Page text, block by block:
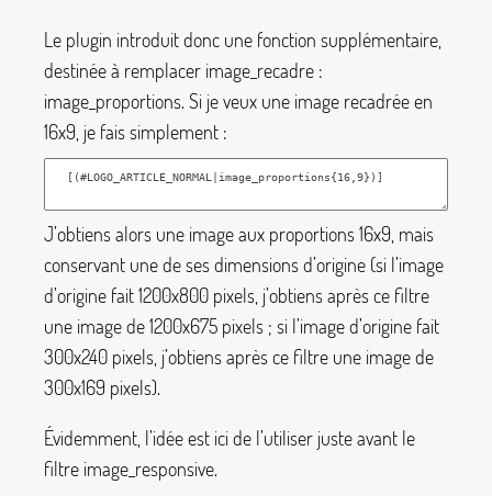
Le plugin introduit donc une fonction supplémentaire,
destinée à remplacer image_recadre :
image_proportions. Si je veux une image recadrée en
16x9, je fais simplement :
J’obtiens alors une image aux proportions 16x9, mais
conservant une de ses dimensions d’origine (si l’image
d’origine fait 1200x800 pixels, j’obtiens après ce filtre
une image de 1200x675 pixels ; si l’image d’origine fait
300x240 pixels, j’obtiens après ce filtre une image de
300x169 pixels).
Évidemment, l’idée est ici de l’utiliser juste avant le
filtre image_responsive.